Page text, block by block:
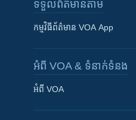
ទទួល​ព័ត៌មាន​តាម
កម្មវិធី​ព័ត៌មាន VOA App
អំពី​ VOA & ទំនាក់ទំនង
អំពី​ VOA